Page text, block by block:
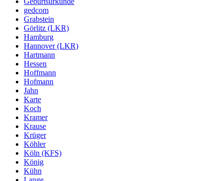
gedcom
Grabstein
Görlitz (LKR)
Hamburg
Hannover (LKR)
Hartmann
Hessen
Hoffmann
Hofmann
Jahn
Karte
Koch
Kramer
Krause
Krüger
Köhler
Köln (KFS)
König
Kühn